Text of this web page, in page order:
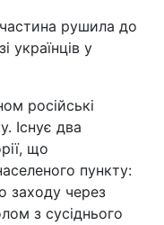
рушила до
українців у
російські
Існує два
що
пункту:
заходу через
з сусіднього